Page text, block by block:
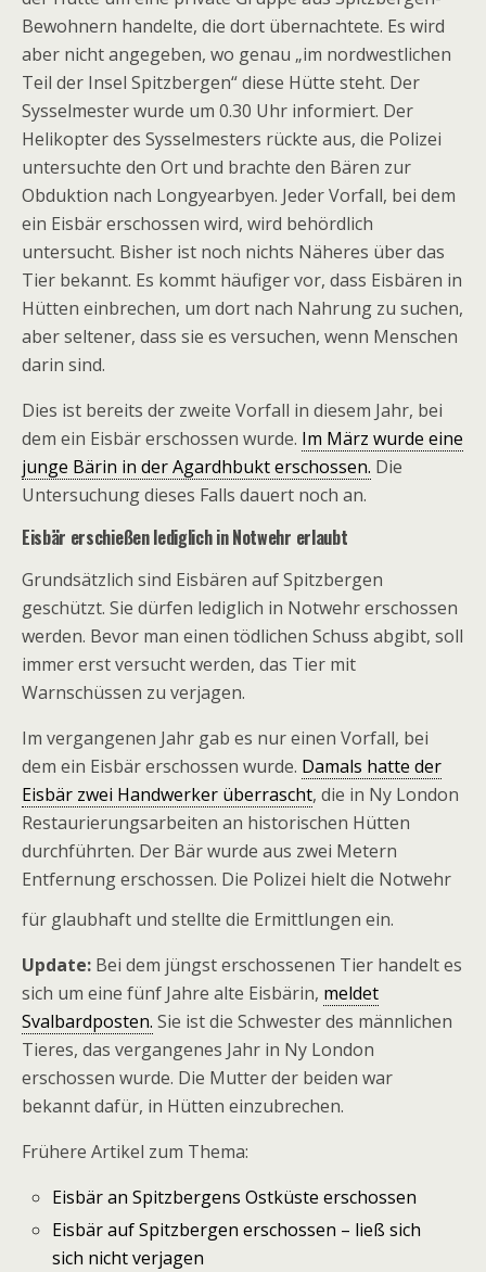
Bewohnern handelte, die dort übernachtete. Es wird
aber nicht angegeben, wo genau „im nordwestlichen
Teil der Insel Spitzbergen“ diese Hütte steht. Der
Sysselmester wurde um 0.30 Uhr informiert. Der
Helikopter des Sysselmesters rückte aus, die Polizei
untersuchte den Ort und brachte den Bären zur
Obduktion nach Longyearbyen. Jeder Vorfall, bei dem
ein Eisbär erschossen wird, wird behördlich
untersucht. Bisher ist noch nichts Näheres über das
Tier bekannt. Es kommt häufiger vor, dass Eisbären in
Hütten einbrechen, um dort nach Nahrung zu suchen,
aber seltener, dass sie es versuchen, wenn Menschen
darin sind.
Dies ist bereits der zweite Vorfall in diesem Jahr, bei
dem ein Eisbär erschossen wurde. Im März wurde eine
junge Bärin in der Agardhbukt erschossen. Die
Untersuchung dieses Falls dauert noch an.
Eisbär erschießen lediglich in Notwehr erlaubt
Grundsätzlich sind Eisbären auf Spitzbergen
geschützt. Sie dürfen lediglich in Notwehr erschossen
werden. Bevor man einen tödlichen Schuss abgibt, soll
immer erst versucht werden, das Tier mit
Warnschüssen zu verjagen.
Im vergangenen Jahr gab es nur einen Vorfall, bei
dem ein Eisbär erschossen wurde. Damals hatte der
Eisbär zwei Handwerker überrascht, die in Ny London
Restaurierungsarbeiten an historischen Hütten
durchführten. Der Bär wurde aus zwei Metern
Entfernung erschossen. Die Polizei hielt die Notwehr
für glaubhaft und stellte die Ermittlungen ein.
Update: Bei dem jüngst erschossenen Tier handelt es
sich um eine fünf Jahre alte Eisbärin, meldet
Svalbardposten. Sie ist die Schwester des männlichen
Tieres, das vergangenes Jahr in Ny London
erschossen wurde. Die Mutter der beiden war
bekannt dafür, in Hütten einzubrechen.
Frühere Artikel zum Thema:
Eisbär an Spitzbergens Ostküste erschossen
Eisbär auf Spitzbergen erschossen – ließ sich
sich nicht verjagen